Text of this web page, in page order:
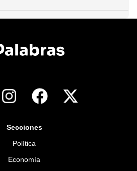
Secciones
Política
Economía